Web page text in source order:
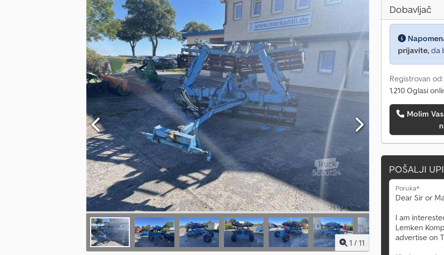
1 / 11
Dobavljač
prijavite, da
Registrovan
1.210 Oglasi
POŠALJI
Poruka*